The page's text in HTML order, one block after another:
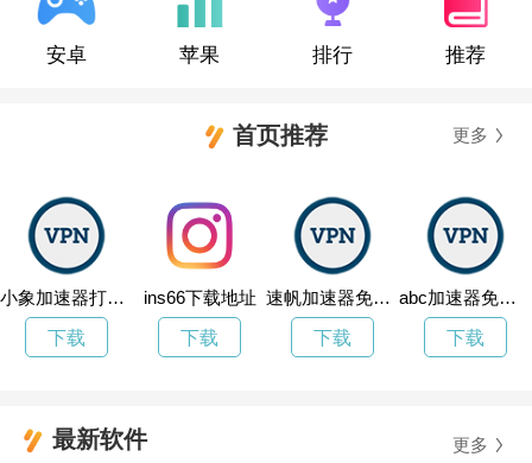
安卓 苹果 排行 推荐
首页推荐 更多
小象加速器打不开了
下载
ins66下载地址
下载
速帆加速器免费试用
下载
abc加速器免费永久加速
下载
最新软件 更多